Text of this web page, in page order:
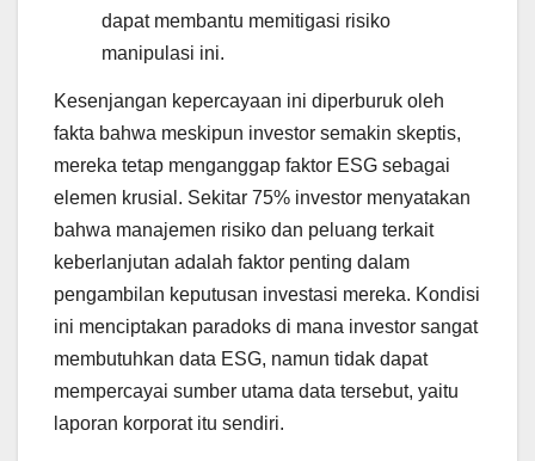
dapat membantu memitigasi risiko
manipulasi ini.
Kesenjangan kepercayaan ini diperburuk oleh
fakta bahwa meskipun investor semakin skeptis,
mereka tetap menganggap faktor ESG sebagai
elemen krusial. Sekitar 75% investor menyatakan
bahwa manajemen risiko dan peluang terkait
keberlanjutan adalah faktor penting dalam
pengambilan keputusan investasi mereka. Kondisi
ini menciptakan paradoks di mana investor sangat
membutuhkan data ESG, namun tidak dapat
mempercayai sumber utama data tersebut, yaitu
laporan korporat itu sendiri.